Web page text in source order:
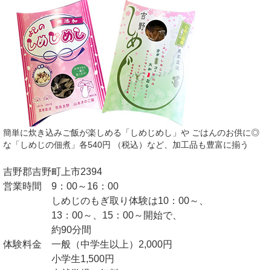
簡単に炊き込みご飯が楽しめる「しめじめし」や ごはんのお供に◎
な「しめじの佃煮」各540円 （税込）など、加工品も豊富に揃う
吉野郡吉野町上市2394
営業時間 9：00～16：00
しめじのもぎ取り体験は10：00～、
13：00～、15：00～開始で、
約90分間
体験料金 一般（中学生以上）2,000円
小学生1,500円